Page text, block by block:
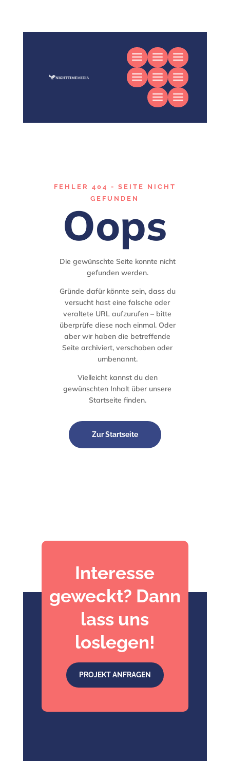
FEHLER 404 - SEITE NICHT
GEFUNDEN
Oops
Die gewünschte Seite konnte nicht
gefunden werden.
Gründe dafür könnte sein, dass du
versucht hast eine falsche oder
veraltete URL aufzurufen – bitte
überprüfe diese noch einmal. Oder
aber wir haben die betreffende
Seite archiviert, verschoben oder
umbenannt.
Vielleicht kannst du den
gewünschten Inhalt über unsere
Startseite finden.
Zur Startseite
Interesse
geweckt? Dann
lass uns
loslegen!
PROJEKT ANFRAGEN